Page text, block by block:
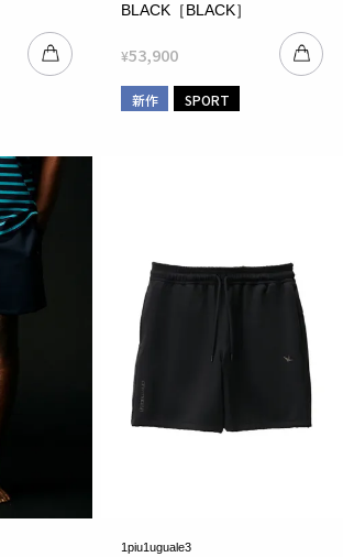
BLACK［BLACK］
¥53,900
新作 SPORT
1piu1uguale3